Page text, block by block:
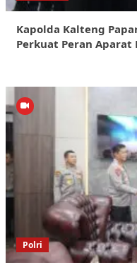
Kapolda Kalteng
Perkuat Peran Aparat
Polri